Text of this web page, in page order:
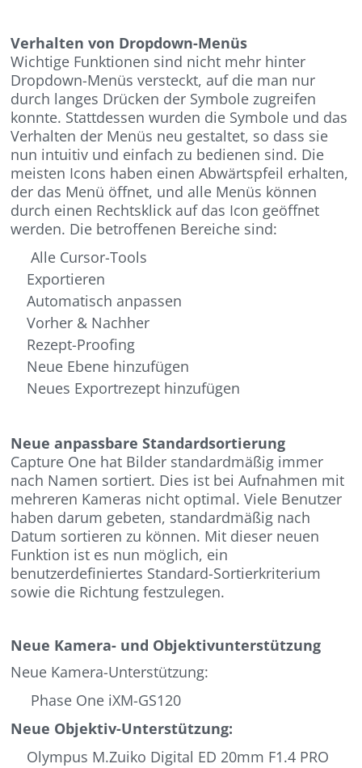
Verhalten von Dropdown-Menüs
Wichtige Funktionen sind nicht mehr hinter
Dropdown-Menüs versteckt, auf die man nur
durch langes Drücken der Symbole zugreifen
konnte. Stattdessen wurden die Symbole und das
Verhalten der Menüs neu gestaltet, so dass sie
nun intuitiv und einfach zu bedienen sind. Die
meisten Icons haben einen Abwärtspfeil erhalten,
der das Menü öffnet, und alle Menüs können
durch einen Rechtsklick auf das Icon geöffnet
werden. Die betroffenen Bereiche sind:
Alle Cursor-Tools
Exportieren
Automatisch anpassen
Vorher & Nachher
Rezept-Proofing
Neue Ebene hinzufügen
Neues Exportrezept hinzufügen
Neue anpassbare Standardsortierung
Capture One hat Bilder standardmäßig immer
nach Namen sortiert. Dies ist bei Aufnahmen mit
mehreren Kameras nicht optimal. Viele Benutzer
haben darum gebeten, standardmäßig nach
Datum sortieren zu können. Mit dieser neuen
Funktion ist es nun möglich, ein
benutzerdefiniertes Standard-Sortierkriterium
sowie die Richtung festzulegen.
Neue Kamera- und Objektivunterstützung
Neue Kamera-Unterstützung:
Phase One iXM-GS120
Neue Objektiv-Unterstützung:
Olympus M.Zuiko Digital ED 20mm F1.4 PRO